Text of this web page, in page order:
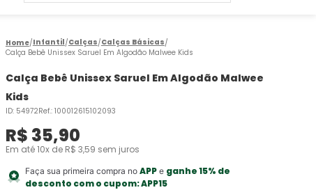
Infantil Calças Calças Básicas
Calça Bebê Unissex Saruel Em Algodão Malwee Kids
Calça Bebê Unissex Saruel Em Algodão Malwee
Kids
ID: 54972Ref.: 100012615102093
R$ 35,90
Em até10x de R$ 3,59 sem juros
Faça sua primeira compra no APPe ganhe 15% de
desconto com o cupom:APP15